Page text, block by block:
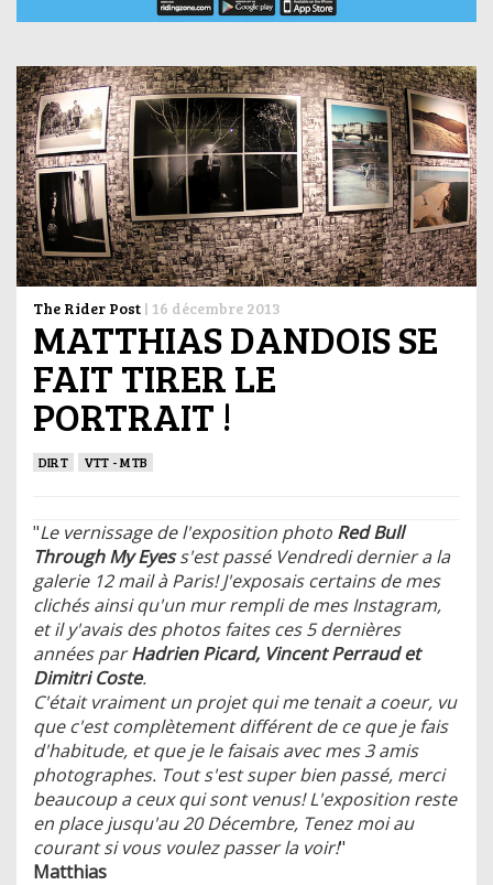
The Rider Post | 16 décembre 2013
MATTHIAS DANDOIS SE
FAIT TIRER LE
PORTRAIT !
DIRT VTT - MTB
"Le vernissage de l'exposition photo Red Bull
Through My Eyess'est passé Vendredi dernier a la
galerie 12 mail à Paris! J'exposais certains de mes
clichés ainsi qu'un mur rempli de mes Instagram,
et il y'avais des photos faites ces 5 dernières
années parHadrien Picard, Vincent Perraud et
Dimitri Coste.
​C'était vraiment un projet qui me tenait a coeur, vu
que c'est complètement différent de ce que je fais
d'habitude, et que je le faisais avec mes 3 amis
photographes. Tout s'est super bien passé, merci
beaucoup a ceux qui sont venus! L'exposition reste
en place jusqu'au 20 Décembre, Tenez moi au
courant si vous voulez passer la voir!"
Matthias